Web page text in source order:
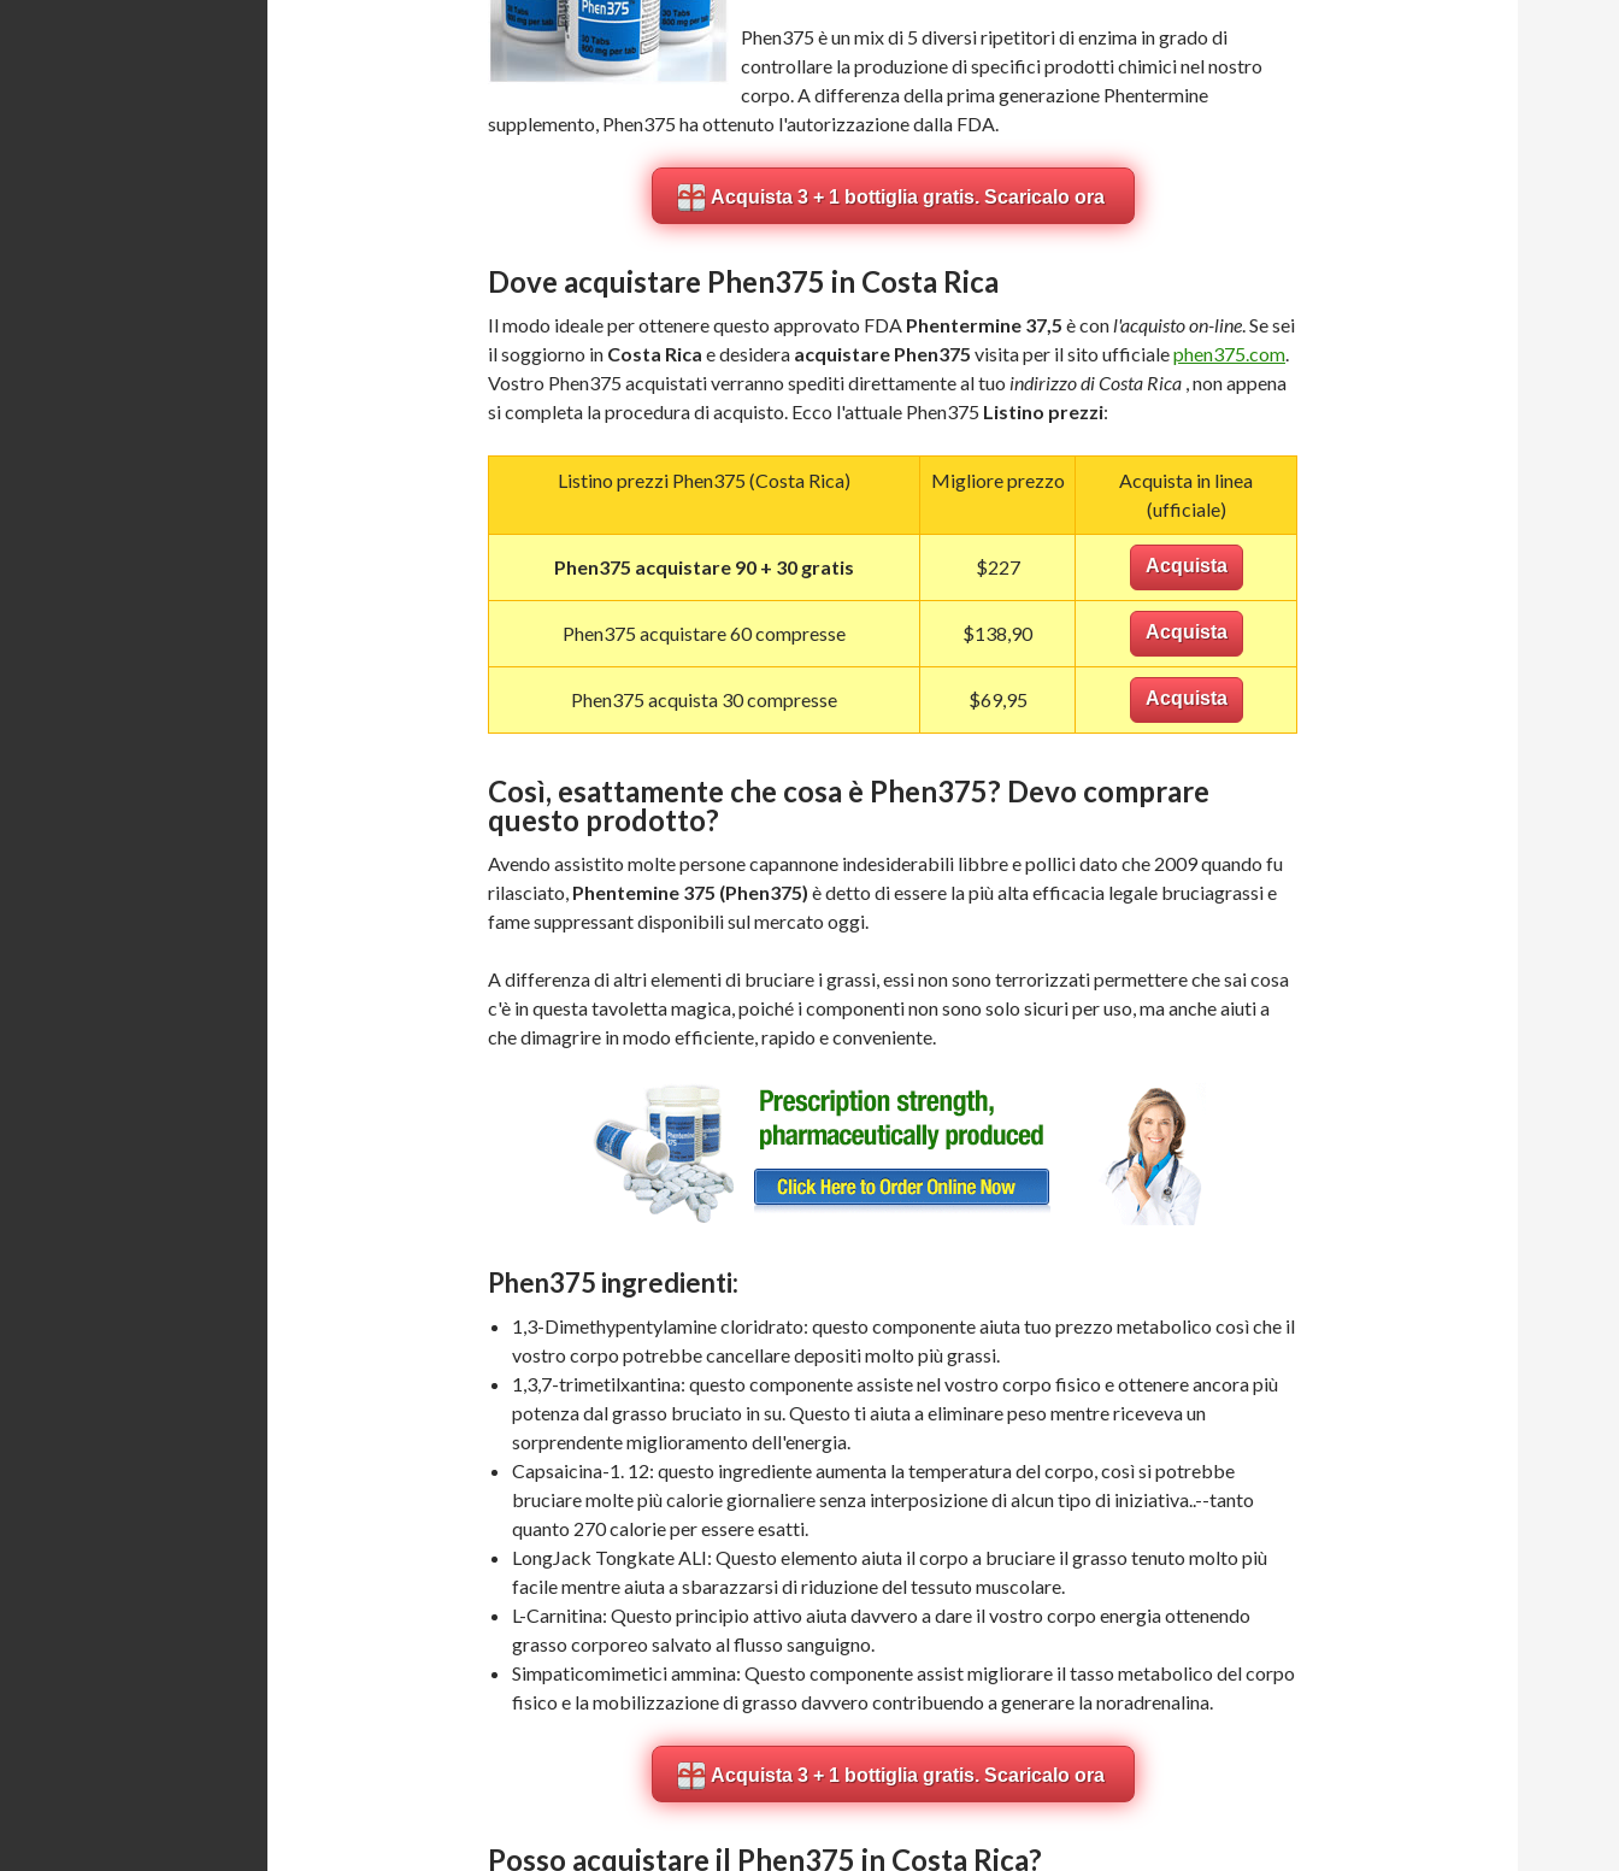
Phen375 è un mix di 5 diversi ripetitori di enzima in grado di
controllare la produzione di specifici prodotti chimici nel nostro
corpo. A differenza della prima generazione Phentermine
supplemento, Phen375 ha ottenuto l'autorizzazione dalla FDA.
Acquista 3 + 1 bottiglia gratis. Scaricalo ora
Dove acquistare Phen375 in Costa Rica
Il modo ideale per ottenere questo approvato FDA Phentermine 37,5 è con l'acquisto on-line. Se sei
il soggiorno in Costa Rica e desidera acquistare Phen375 visita per il sito ufficialephen375.com.
Vostro Phen375 acquistati verranno spediti direttamente al tuo indirizzo di Costa Rica , non appena
si completa la procedura di acquisto. Ecco l'attuale Phen375 Listino prezzi:
Listino prezzi Phen375 (Costa Rica) Migliore prezzo
Acquista in linea
(ufficiale)
Phen375 acquistare 90 + 30 gratis $227 Acquista
Phen375 acquistare 60 compresse $138,90 Acquista
Phen375 acquista 30 compresse $69,95 Acquista
Così, esattamente che cosa è Phen375? Devo comprare
questo prodotto?
Avendo assistito molte persone capannone indesiderabili libbre e pollici dato che 2009 quando fu
rilasciato, Phentemine 375 (Phen375) è detto di essere la più alta efficacia legale bruciagrassi e
fame suppressant disponibili sul mercato oggi.
A differenza di altri elementi di bruciare i grassi, essi non sono terrorizzati permettere che sai cosa
c'è in questa tavoletta magica, poiché i componenti non sono solo sicuri per uso, ma anche aiuti a
che dimagrire in modo efficiente, rapido e conveniente.
Phen375 ingredienti:
1,3-Dimethypentylamine cloridrato: questo componente aiuta tuo prezzo metabolico così che il
vostro corpo potrebbe cancellare depositi molto più grassi.
1,3,7-trimetilxantina: questo componente assiste nel vostro corpo fisico e ottenere ancora più
potenza dal grasso bruciato in su. Questo ti aiuta a eliminare peso mentre riceveva un
sorprendente miglioramento dell'energia.
Capsaicina-1. 12: questo ingrediente aumenta la temperatura del corpo, così si potrebbe
bruciare molte più calorie giornaliere senza interposizione di alcun tipo di iniziativa..--tanto
quanto 270 calorie per essere esatti.
LongJack Tongkate ALI: Questo elemento aiuta il corpo a bruciare il grasso tenuto molto più
facile mentre aiuta a sbarazzarsi di riduzione del tessuto muscolare.
L-Carnitina: Questo principio attivo aiuta davvero a dare il vostro corpo energia ottenendo
grasso corporeo salvato al flusso sanguigno.
Simpaticomimetici ammina: Questo componente assist migliorare il tasso metabolico del corpo
fisico e la mobilizzazione di grasso davvero contribuendo a generare la noradrenalina.
Acquista 3 + 1 bottiglia gratis. Scaricalo ora
Posso acquistare il Phen375 in Costa Rica?